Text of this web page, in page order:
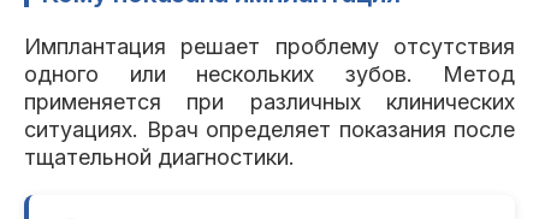
Имплантация решает проблему отсутствия
одного или нескольких зубов. Метод
применяется при различных клинических
ситуациях. Врач определяет показания после
тщательной диагностики.